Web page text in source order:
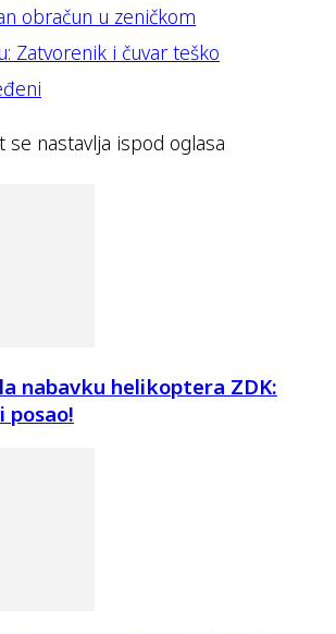
obračun u zeničkom
Zatvorenik i čuvar teško
se nastavlja ispod oglasa
nabavku helikoptera ZDK:
posao!